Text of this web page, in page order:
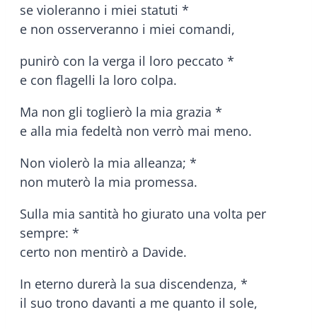
se violeranno i miei statuti *
e non osserveranno i miei comandi,
punirò con la verga il loro peccato *
e con flagelli la loro colpa.
Ma non gli toglierò la mia grazia *
e alla mia fedeltà non verrò mai meno.
Non violerò la mia alleanza; *
non muterò la mia promessa.
Sulla mia santità ho giurato una volta per
sempre: *
certo non mentirò a Davide.
In eterno durerà la sua discendenza, *
il suo trono davanti a me quanto il sole,